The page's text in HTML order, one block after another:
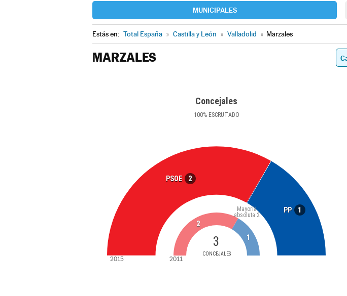
MUNICIPALES
Estás en: Total España » Castilla y León » Valladolid » Marzales
MARZALES
Concejales
100%ESCRUTADO
PSOE 2
PP 1
3
CONCEJALES
Mayoría
absoluta 2
2
1
2015 2011